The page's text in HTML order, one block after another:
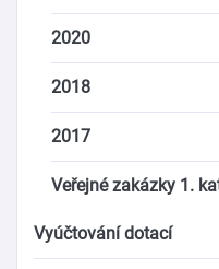
2020
2018
2017
Veřejné zakázky 1.
Vyúčtování dotací